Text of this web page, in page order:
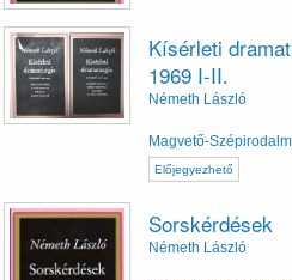
Kísérleti
1969 I-II.
Németh László
Magvető-
Előjegyezhető
Sorskérdések
Németh László